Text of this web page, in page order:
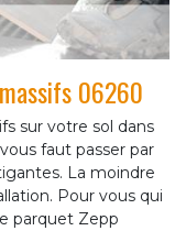
06260
sur votre sol dans
faut passer par
La moindre
Pour vous qui
parquet Zepp